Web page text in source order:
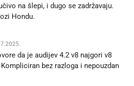
na šlepi, i dugo se zadržavaju.
Hondu.
da je audijev 4.2 v8 najgori v8
bez razloga i nepouzdan